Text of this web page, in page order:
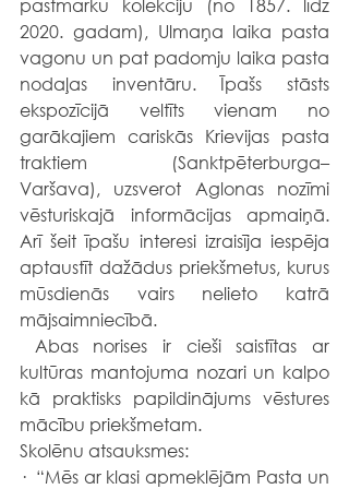
pastmarku kolekciju (no 1857. līdz
2020. gadam), Ulmaņa laika pasta
vagonu un pat padomju laika pasta
nodaļas inventāru. Īpašs stāsts
ekspozīcijā veltīts vienam no
garākajiem cariskās Krievijas pasta
traktiem (Sanktpēterburga–
Varšava), uzsverot Aglonas nozīmi
vēsturiskajā informācijas apmaiņā.
Arī šeit īpašu interesi izraisīja iespēja
aptaustīt dažādus priekšmetus, kurus
mūsdienās vairs nelieto katrā
mājsaimniecībā.
Abas norises ir cieši saistītas ar
kultūras mantojuma nozari un kalpo
kā praktisks papildinājums vēstures
mācību priekšmetam.
Skolēnu atsauksmes:
·  “Mēs ar klasi apmeklējām Pasta un